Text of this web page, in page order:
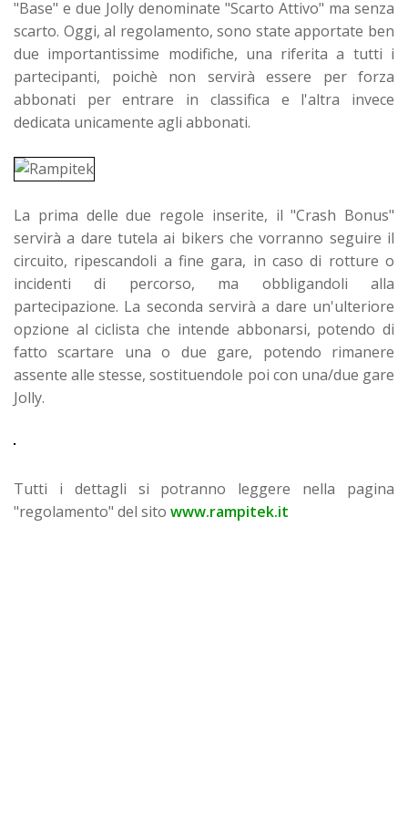
"Base" e due Jolly denominate "Scarto Attivo" ma senza
scarto. Oggi, al regolamento, sono state apportate ben
due importantissime modifiche, una riferita a tutti i
partecipanti, poichè non servirà essere per forza
abbonati per entrare in classifica e l'altra invece
dedicata unicamente agli abbonati.
La prima delle due regole inserite, il "Crash Bonus"
servirà a dare tutela ai bikers che vorranno seguire il
circuito, ripescandoli a fine gara, in caso di rotture o
incidenti di percorso, ma obbligandoli alla
partecipazione. La seconda servirà a dare un'ulteriore
opzione al ciclista che intende abbonarsi, potendo di
fatto scartare una o due gare, potendo rimanere
assente alle stesse, sostituendole poi con una/due gare
Jolly.
Tutti i dettagli si potranno leggere nella pagina
"regolamento" del sito www.rampitek.it